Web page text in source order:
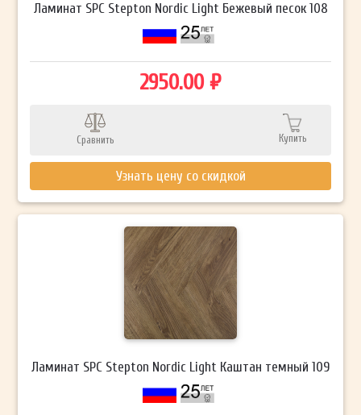
Ламинат SPC Stepton Nordic Light Бежевый песок 108
2950.00 ₽
Сравнить Купить
Узнать цену со скидкой
Ламинат SPC Stepton Nordic Light Каштан темный 109